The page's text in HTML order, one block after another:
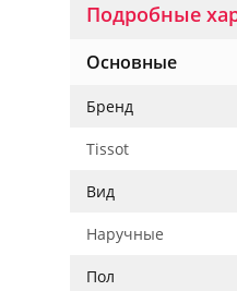
Подробные
Основные
Бренд
Tissot
Вид
Наручные
Пол